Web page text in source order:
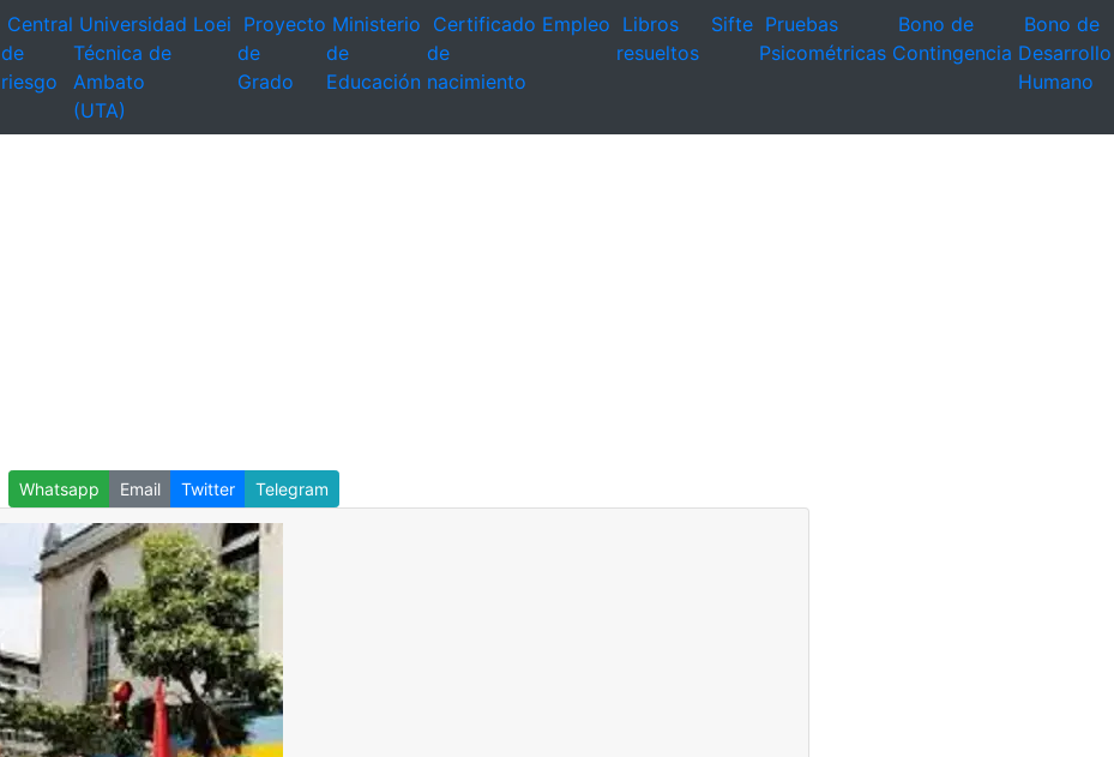
Central
de
riesgo
Universidad
Técnica de
Ambato
(UTA)
Loei Proyecto
de
Grado
Ministerio
de
Educación
Certificado
de
nacimiento
Empleo Libros
resueltos
Sifte Pruebas
Psicométricas
Bono de
Contingencia
Bono de
Desarrollo
Humano
Whatsapp Email Twitter Telegram